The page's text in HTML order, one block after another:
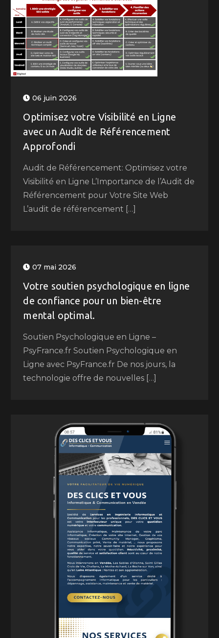
06 juin 2026
Optimisez votre Visibilité en Ligne
avec un Audit de Référencement
Approfondi
Audit de Référencement: Optimisez votre
Visibilité en Ligne L’Importance de l’Audit de
Référencement pour Votre Site Web
L’audit de référencement […]
07 mai 2026
Votre soutien psychologique en ligne
de confiance pour un bien-être
mental optimal.
Soutien Psychologique en Ligne –
PsyFrance.fr Soutien Psychologique en
Ligne avec PsyFrance.fr De nos jours, la
technologie offre de nouvelles […]